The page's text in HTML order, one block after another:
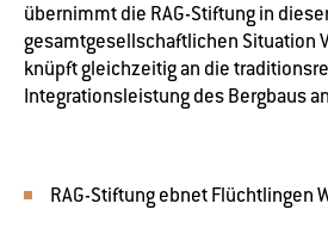
übernimmt die RAG-Stiftung in
gesamtgesellschaftlichen Situation
knüpft gleichzeitig an die
Integrationsleistung des Bergbaus
RAG-Stiftung ebnet Flüchtlingen